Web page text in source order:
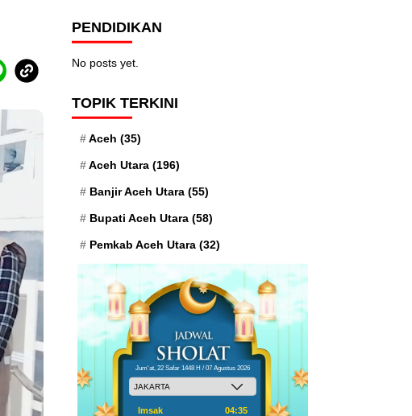
PENDIDIKAN
No posts yet.
TOPIK TERKINI
Aceh (35)
Aceh Utara (196)
Banjir Aceh Utara (55)
Bupati Aceh Utara (58)
Pemkab Aceh Utara (32)
Jum'at, 22 Safar 1448 H / 07 Agustus 2026
Imsak 04:35